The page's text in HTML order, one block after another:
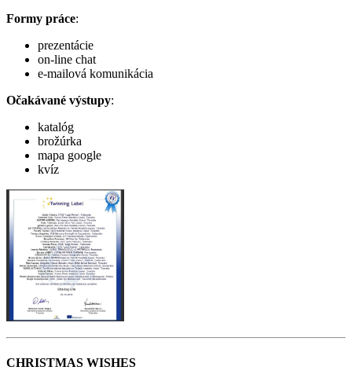
Formy práce:
prezentácie
on-line chat
e-mailová komunikácia
Očakávané výstupy:
katalóg
brožúrka
mapa google
kvíz
CHRISTMAS WISHES